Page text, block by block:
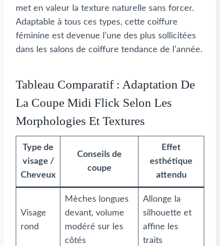
met en valeur la texture naturelle sans forcer.
Adaptable à tous ces types, cette coiffure
féminine est devenue l’une des plus sollicitées
dans les salons de coiffure tendance de l’année.
Tableau Comparatif : Adaptation De
La Coupe Midi Flick Selon Les
Morphologies Et Textures
Type de
visage /
Cheveux
Conseils de
coupe
Effet
esthétique
attendu
Visage
rond
Mèches longues
devant, volume
modéré sur les
côtés
Allonge la
silhouette et
affine les
traits